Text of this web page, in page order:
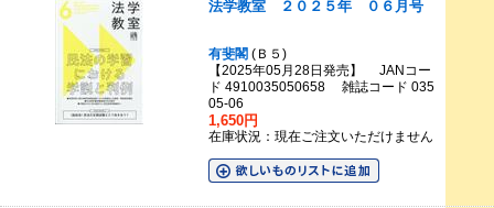
法学教室 ２０２５年 ０６月号
有斐閣 (Ｂ５)
【2025年05月28日発売】 JANコー
ド 4910035050658 雑誌コード 035
05-06
1,650円
在庫状況：現在ご注文いただけません